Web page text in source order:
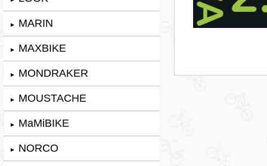
► MARIN
► MAXBIKE
► MONDRAKER
► MOUSTACHE
► MaMiBIKE
► NORCO